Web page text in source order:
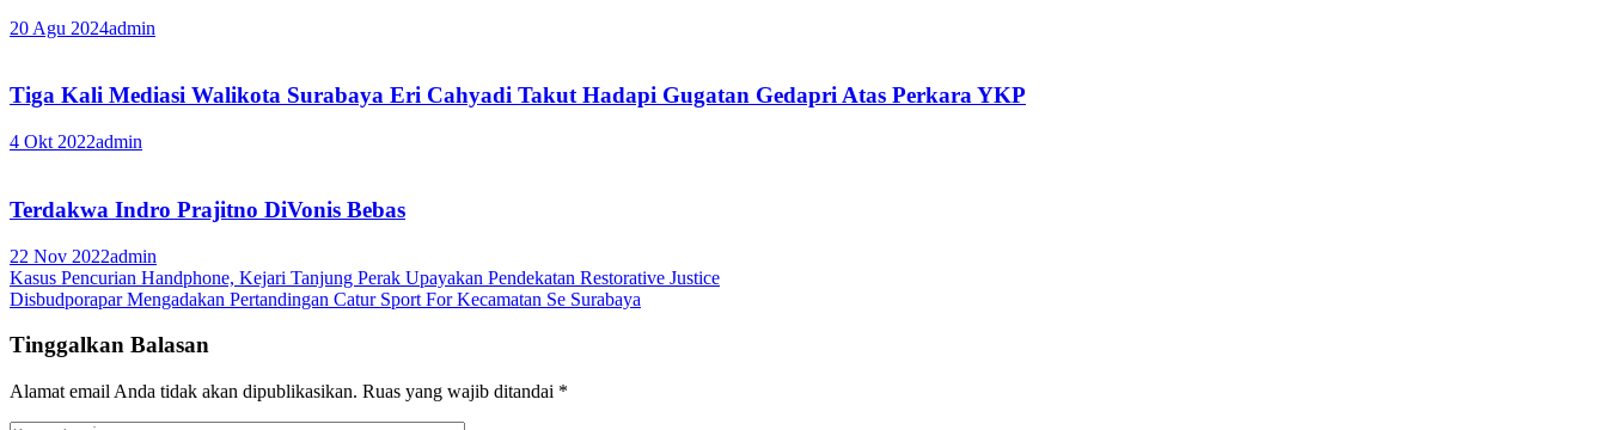
20 Agu 2024admin
Tiga Kali Mediasi Walikota Surabaya Eri Cahyadi Takut Hadapi Gugatan Gedapri Atas Perkara YKP
4 Okt 2022admin
Terdakwa Indro Prajitno DiVonis Bebas
22 Nov 2022admin
Navigasi
pos
Kasus Pencurian Handphone, Kejari Tanjung Perak Upayakan Pendekatan Restorative Justice
Disbudporapar Mengadakan Pertandingan Catur Sport For Kecamatan Se Surabaya
Tinggalkan Balasan
Alamat email Anda tidak akan dipublikasikan. Ruas yang wajib ditandai *